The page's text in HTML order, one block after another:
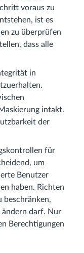
voraus zu
ist es
zu überprüfen
dass alle
in
intakt.
der
für
um
Benutzer
haben. Richten
beschränken,
ändern darf. Nur
Berechtigungen